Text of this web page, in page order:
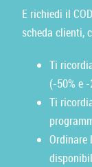
E richiedi il
scheda clienti,
Ti
(-50% e
Ti
Ordinare